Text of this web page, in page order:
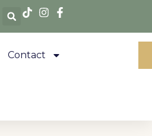
Contact